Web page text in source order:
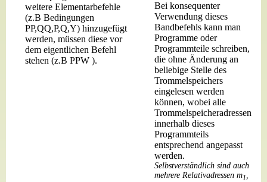
weitere Elementarbefehle
(z.B Bedingungen
PP,QQ,P,Q,Y) hinzugefügt
werden, müssen diese vor
dem eigentlichen Befehl
stehen (z.B PPW ).
Bei konsequenter
Verwendung dieses
Bandbefehls kann man
Programme oder
Programmteile schreiben,
die ohne Änderung an
beliebige Stelle des
Trommelspeichers
eingelesen werden
können, wobei alle
Trommelspeicheradressen
innerhalb dieses
Programmteils
entsprechend angepasst
werden.
Selbstverständlich sind auch
mehrere Relativadressen m1,